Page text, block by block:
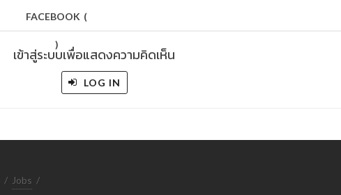
FACEBOOK (
)
เข้าสู่ระบบเพื่อแสดงความคิดเห็น
LOG IN
/ Jobs /